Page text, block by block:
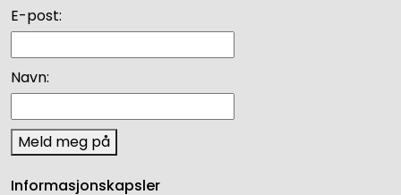
E-post:
Navn:
Meld meg på
Informasjonskapsler